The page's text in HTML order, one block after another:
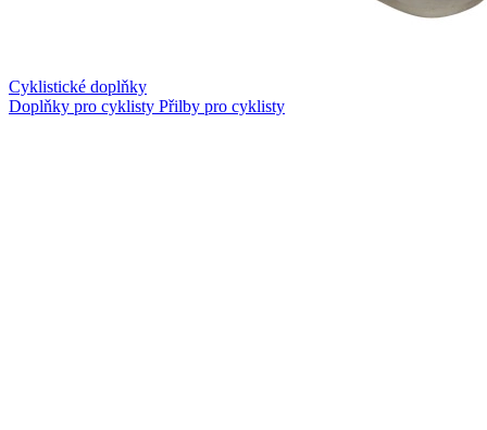
Cyklistické doplňky
Doplňky pro cyklisty Přilby pro cyklisty